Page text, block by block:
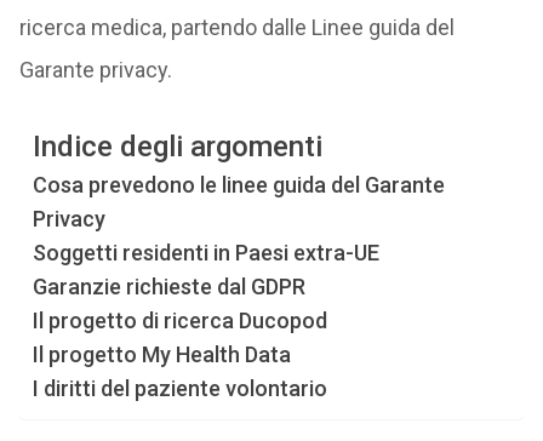
ricerca medica, partendo dalle Linee guida del
Garante privacy.
Indice degli argomenti
Cosa prevedono le linee guida del Garante
Privacy
Soggetti residenti in Paesi extra-UE
Garanzie richieste dal GDPR
Il progetto di ricerca Ducopod
Il progetto My Health Data
I diritti del paziente volontario